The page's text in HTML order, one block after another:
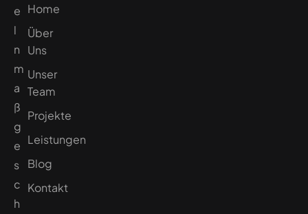
e
l
n
m
a
ß
g
e
s
c
h
Home
Über
Uns
Unser
Team
Projekte
Leistungen
Blog
Kontakt